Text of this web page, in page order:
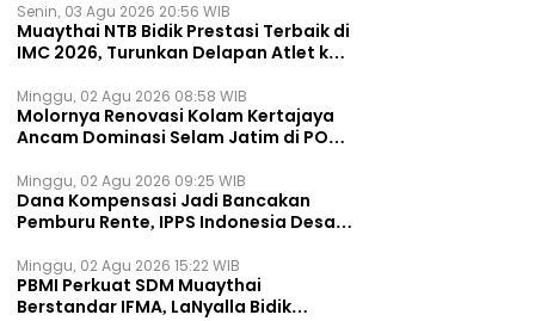
Senin, 03 Agu 2026 20:56 WIB
Muaythai NTB Bidik Prestasi Terbaik di
IMC 2026, Turunkan Delapan Atlet ke
Minggu, 02 Agu 2026 08:58 WIB
Molornya Renovasi Kolam Kertajaya
Ancam Dominasi Selam Jatim di PON
Minggu, 02 Agu 2026 09:25 WIB
Dana Kompensasi Jadi Bancakan
Pemburu Rente, IPPS Indonesia Desak
Permanen
Minggu, 02 Agu 2026 15:22 WIB
PBMI Perkuat SDM Muaythai
Berstandar IFMA, LaNyalla Bidik